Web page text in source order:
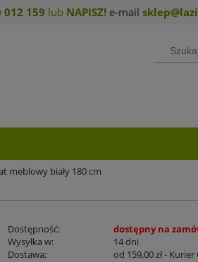
012 159 lub NAPISZ! e-mail
meblowy biały 180 cm
Dostępność:
dostępny na
Wysyłka w:
14 dni
Dostawa:
od 159,00 zł- Kurier